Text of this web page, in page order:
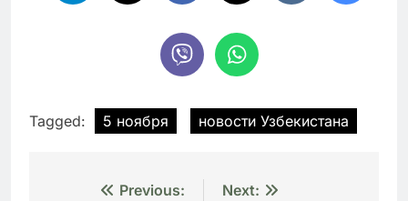
Tagged: 5 ноября новости Узбекистана
Навигация
Previous:
Next: